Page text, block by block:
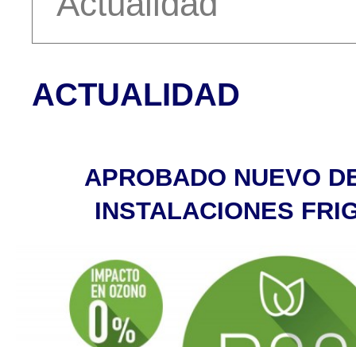
ACTUALIDAD
APROBADO NUEVO
INSTALACIONES